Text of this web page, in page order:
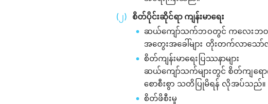
စိတ်ပိုင်းဆိုင်ရာ ကျန်းမာရေး
ဆယ်ကျော်သက်ဘဝတွင် ကလေးဘဝနှင့်
အတွေးအခေါ်များ တိုးတက်လာသေ
စိတ်ကျန်းမာရေးပြဿနာများ
ဆယ်ကျော်သက်များတွင် စိတ်ကျရော
စောစီးစွာ သတိပြုမိရန် လိုအပ်သည်။
စိတ်ဖိစီးမှု